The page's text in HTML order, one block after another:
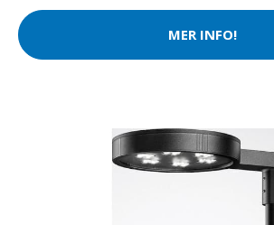
MER INFO!